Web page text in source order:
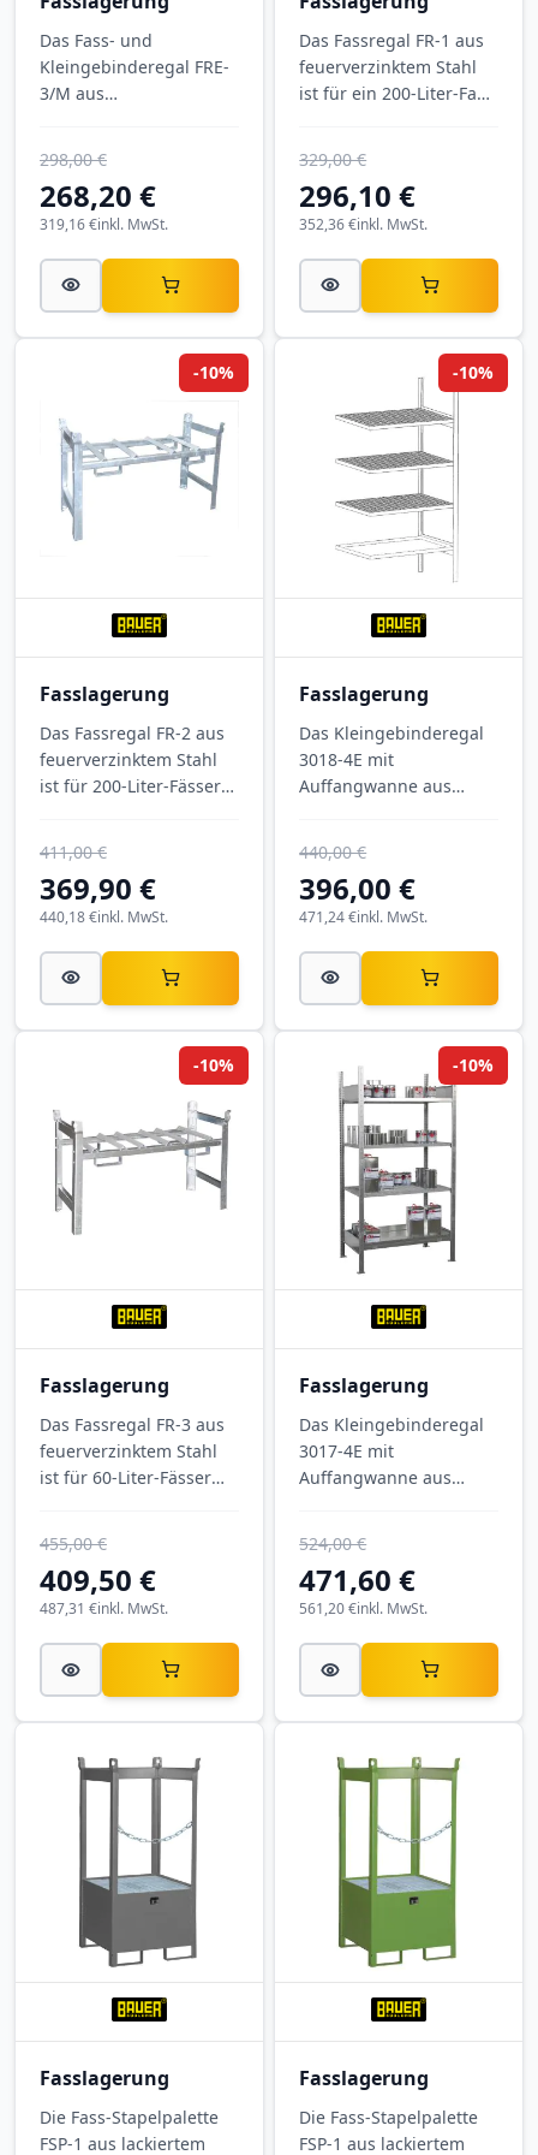
Das Fass- und
Kleingebinderegal FRE-
3/M aus
lagert Fässer wie
Kleingebinde
übersichtlich an einem
805 mm Aufstellmaß
sorgt es für Ordnung im
Gefahrstofflager. Wird
268,20 €
298,00 €
inkl. MwSt.
319,16 €
Das Fassregal FR-1 aus
feuerverzinktem Stahl
ist für ein 200-Liter-Fass
× 850 mm Aufstellmaß
lagern Sie Ihr Fass
liegend und gut
montiert für Werkstatt,
Lager und Produktion.
296,10 €
329,00 €
inkl. MwSt.
352,36 €
Fasslagerung
Das Fassregal FR-2 aus
feuerverzinktem Stahl
ist für 200-Liter-Fässer
580 × 850 mm
Aufstellmaß lagern Sie
mehrere Fässer liegend
fertig montiert für
Werkstatt, Lager und
369,90 €
411,00 €
-10%
inkl. MwSt.
440,18 €
Fasslagerung
Das Kleingebinderegal
3018-4E mit
Auffangwanne aus
mit
wassergefährdenden
Flüssigkeiten sicher und
Wanne bietet 28 Liter
Auffangvolumen, jede
Außenmaßen 1020 ×
660 × 2000 mm (B × T ×
H) ist es ideal für die
gesetzeskonforme
Lagerung in Werkstatt
und Lager.
396,00 €
440,00 €
-10%
inkl. MwSt.
471,24 €
Fasslagerung
Das Fassregal FR-3 aus
feuerverzinktem Stahl
ist für 60-Liter-Fässer
580 × 850 mm
Aufstellmaß lagern Sie
kleinere Fässer liegend
fertig montiert für
Werkstatt, Lager und
Produktion.
409,50 €
455,00 €
-10%
inkl. MwSt.
487,31 €
Fasslagerung
Das Kleingebinderegal
3017-4E mit
Auffangwanne aus
mit
wassergefährdenden
Flüssigkeiten sicher und
Wanne bietet 28 Liter
Auffangvolumen, jede
Ebene trägt 150 kg. Mit
660 × 2000 mm (B × T ×
H) ist es ideal für die
gesetzeskonforme
Lagerung in Werkstatt
und Lager.
471,60 €
524,00 €
-10%
inkl. MwSt.
561,20 €
Fasslagerung
Die Fass-Stapelpalette
FSP-1 aus lackiertem
Fasslagerung
Die Fass-Stapelpalette
FSP-1 aus lackiertem